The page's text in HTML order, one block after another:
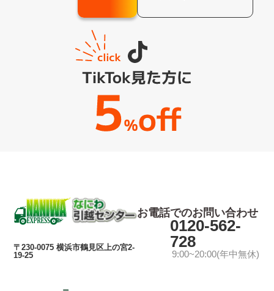
〒230-0075 横浜市鶴見区上の宮2-
19-25
お電話でのお問い合わせ
0120-562-
728
9:00~20:00(年中無休)